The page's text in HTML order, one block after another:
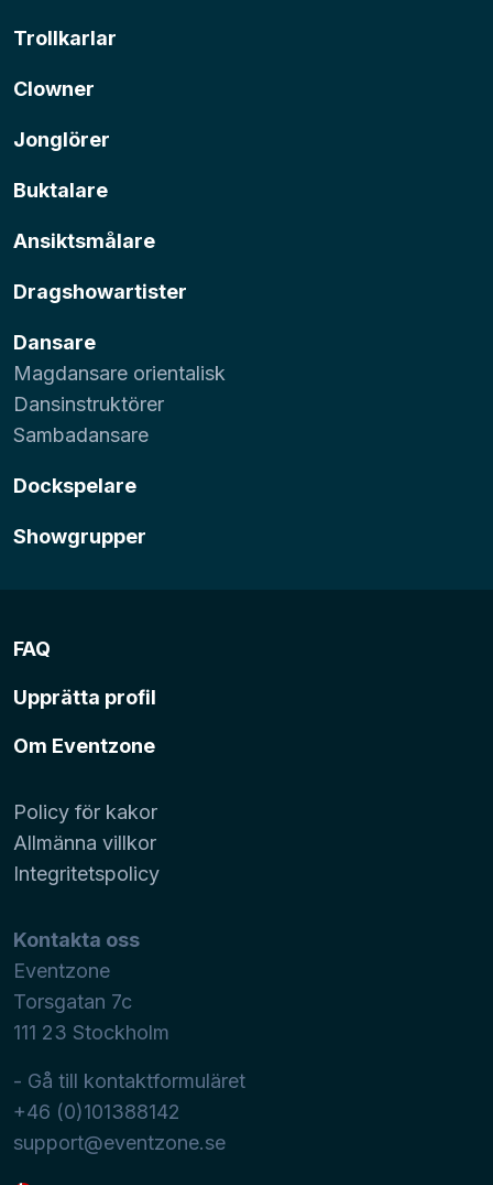
Trollkarlar
Clowner
Jonglörer
Buktalare
Ansiktsmålare
Dragshowartister
Dansare
Magdansare orientalisk
Dansinstruktörer
Sambadansare
Dockspelare
Showgrupper
FAQ
Upprätta profil
Om Eventzone
Policy för kakor
Allmänna villkor
Integritetspolicy
Kontakta oss
Eventzone
Torsgatan 7c
111 23 Stockholm
- Gå till kontaktformuläret
+46 (0)101388142
support@eventzone.se